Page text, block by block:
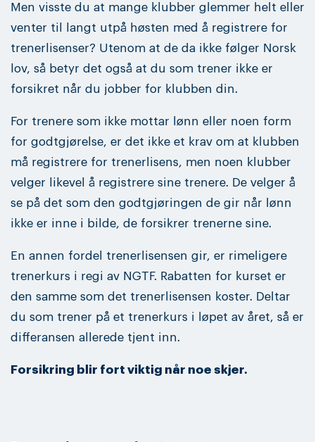
Men visste du at mange klubber glemmer helt eller
venter til langt utpå høsten med å registrere for
trenerlisenser? Utenom at de da ikke følger Norsk
lov, så betyr det også at du som trener ikke er
forsikret når du jobber for klubben din.
For trenere som ikke mottar lønn eller noen form
for godtgjørelse, er det ikke et krav om at klubben
må registrere for trenerlisens, men noen klubber
velger likevel å registrere sine trenere. De velger å
se på det som den godtgjøringen de gir når lønn
ikke er inne i bilde, de forsikrer trenerne sine.
En annen fordel trenerlisensen gir, er rimeligere
trenerkurs i regi av NGTF. Rabatten for kurset er
den samme som det trenerlisensen koster. Deltar
du som trener på et trenerkurs i løpet av året, så er
differansen allerede tjent inn.
Forsikring blir fort viktig når noe skjer.